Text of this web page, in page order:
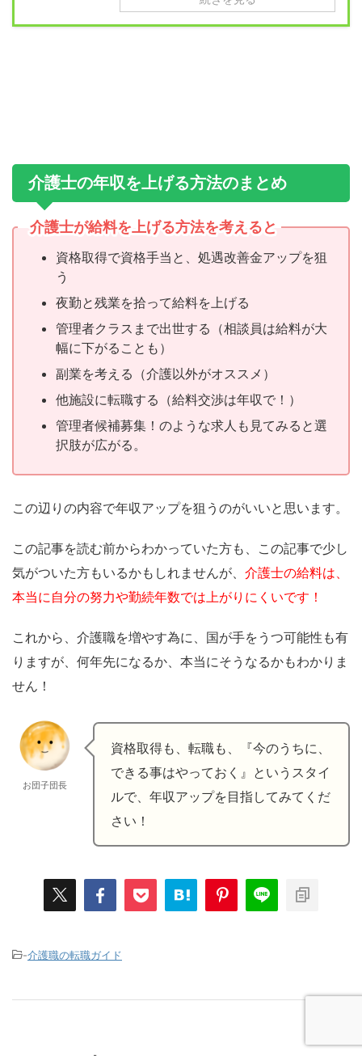
介護士の年収を上げる方法のまとめ
介護士が給料を上げる方法を考えると
資格取得で資格手当と、処遇改善金アップを狙
う
夜勤と残業を拾って給料を上げる
管理者クラスまで出世する（相談員は給料が大
幅に下がることも）
副業を考える（介護以外がオススメ）
他施設に転職する（給料交渉は年収で！）
管理者候補募集！のような求人も見てみると選
択肢が広がる。
この辺りの内容で年収アップを狙うのがいいと思います。
この記事を読む前からわかっていた方も、この記事で少し
気がついた方もいるかもしれませんが、 介護士の給料は、
本当に自分の努力や勤続年数では上がりにくいです！
これから、介護職を増やす為に、国が手をうつ可能性も有
りますが、何年先になるか、本当にそうなるかもわかりま
せん！
お団子団長
資格取得も、転職も、『今のうちに、
できる事はやっておく』というスタイ
ルで、年収アップを目指してみてくだ
さい！
-介護職の転職ガイド